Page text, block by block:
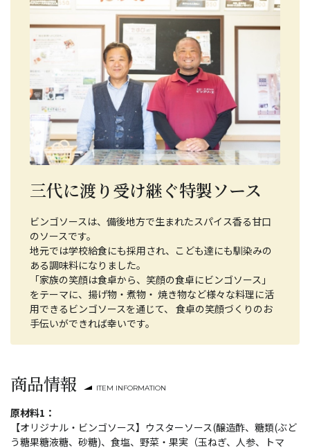
三代に渡り受け継ぐ特製ソース
ビンゴソースは、備後地方で生まれたスパイス香る甘口
のソースです。
地元では学校給食にも採用され、こども達にも馴染みの
ある調味料になりました。
「家族の笑顔は食卓から、笑顔の食卓にビンゴソース」
をテーマに、揚げ物・煮物・ 焼き物など様々な料理に活
用できるビンゴソースを通じて、 食卓の笑顔づくりのお
手伝いができれば幸いです。
商品情報 ITEM INFORMATION
原材料1：
【オリジナル・ビンゴソース】ウスターソース(醸造酢、糖類(ぶど
う糖果糖液糖、砂糖)、食塩、野菜・果実（玉ねぎ、人参、トマ